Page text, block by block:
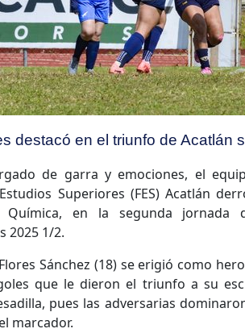
destacó en el triunfo de Acatlán
de garra y emociones, el
Superiores (FES) Acatlán
Química, en la segunda jornada
2025 1/2.
Sánchez (18) se erigió como
que le dieron el triunfo a su
pues las adversarias
marcador.